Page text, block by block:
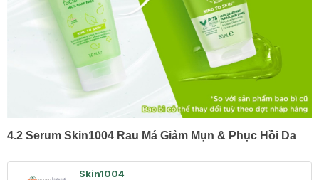
4.2 Serum Skin1004 Rau Má Giảm Mụn & Phục Hồi Da
Skin1004